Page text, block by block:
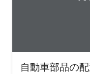
自動車部品の